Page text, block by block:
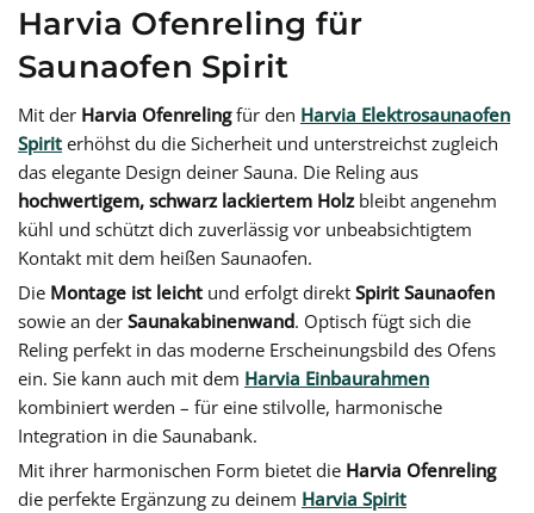
Harvia Ofenreling für
Saunaofen Spirit
Mit der Harvia Ofenrelingfür den Harvia Elektrosaunaofen
Spirit erhöhst du die Sicherheit und unterstreichst zugleich
das elegante Design deiner Sauna. Die Reling aus
hochwertigem, schwarz lackiertem Holzbleibt angenehm
kühl und schützt dich zuverlässig vor unbeabsichtigtem
Kontakt mit dem heißen Saunaofen.
Die Montage ist leicht und erfolgt direkt Spirit Saunaofen
sowie an der Saunakabinenwand. Optisch fügt sich die
Reling perfekt in das moderne Erscheinungsbild des Ofens
ein. Sie kann auch mit dem Harvia Einbaurahmen
kombiniert werden – für eine stilvolle, harmonische
Integration in die Saunabank.
Mit ihrer harmonischen Form bietet die Harvia Ofenreling
die perfekte Ergänzung zu deinem Harvia Spirit